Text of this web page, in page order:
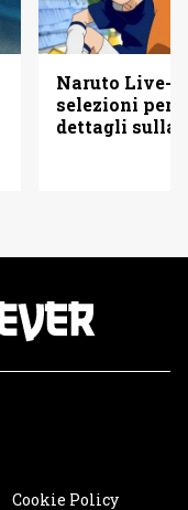
Naruto Live-
selezioni per
dettagli sulla
Cookie Policy